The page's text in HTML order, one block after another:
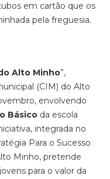
em cartão que os
pela freguesia.
Alto Minho”,
(CIM) do Alto
envolvendo
Básico da escola
integrada no
Para o Sucesso
Minho, pretende
para o valor da